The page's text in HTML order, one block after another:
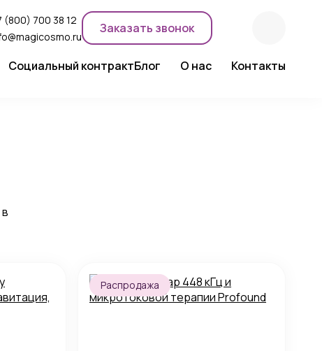
(800) 700 38 12
Заказать звонок
Социальный контрактБлог О нас Контакты
Распродажа